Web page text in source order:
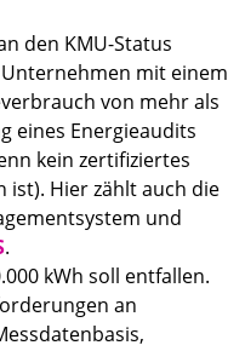
den KMU-Status
mit einem
von mehr als
eines Energieaudits
kein zertifiziertes
ist). Hier zählt auch die
und
.
kWh soll entfallen.
an